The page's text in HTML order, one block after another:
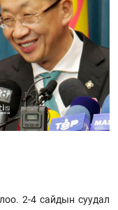
2-4 сайдын суудал